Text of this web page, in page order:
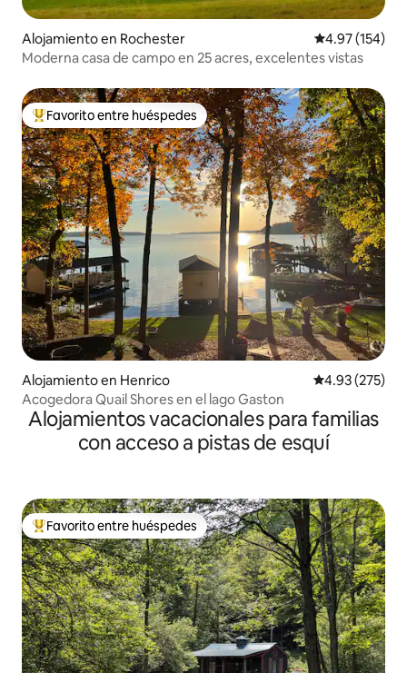
Alojamiento en Rochester Calificación
4.97 (154)
Moderna casa de campo en 25 acres, excelentes vistas
Favorito entre huéspedes preferido
Favorito entre huéspedes
Alojamiento en Henrico Calificación
4.93 (275)
Acogedora Quail Shores en el lago Gaston
Alojamientos vacacionales para familias
con acceso a pistas de esquí
Favorito entre huéspedes preferido
Favorito entre huéspedes